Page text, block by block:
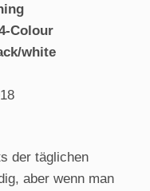
Colour
white
der täglichen
aber wenn man